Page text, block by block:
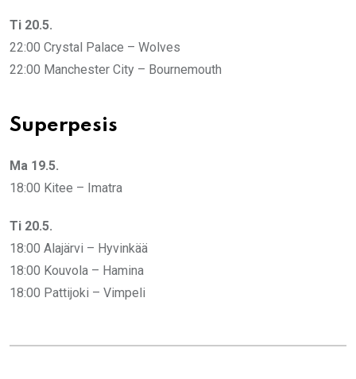
Ti 20.5.
22:00 Crystal Palace – Wolves
22:00 Manchester City – Bournemouth
Superpesis
Ma 19.5.
18:00 Kitee – Imatra
Ti 20.5.
18:00 Alajärvi – Hyvinkää
18:00 Kouvola – Hamina
18:00 Pattijoki – Vimpeli